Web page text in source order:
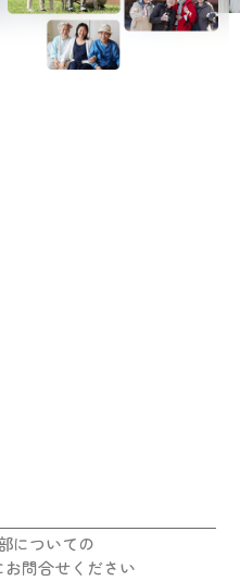
についての
問合せください